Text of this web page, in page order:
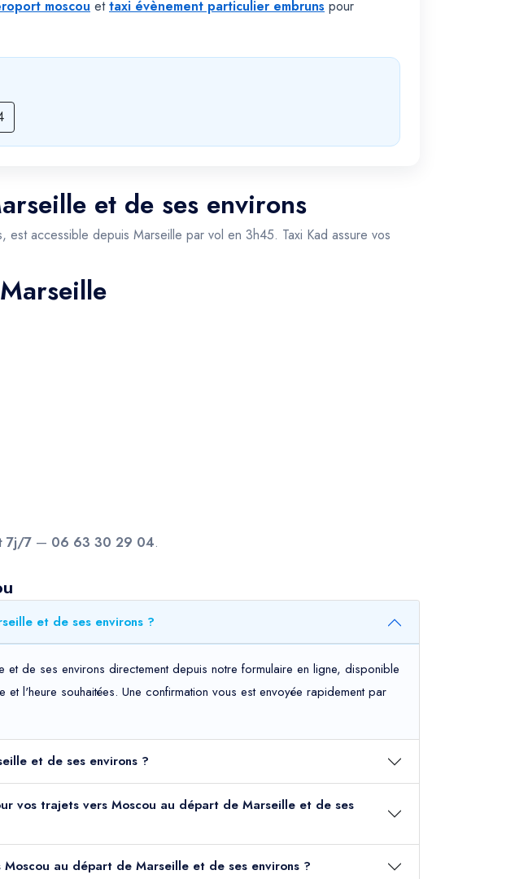
moscou ettaxi évènement particulier embruns pour
et de ses environs
accessible depuis Marseille par vol en 3h45. Taxi Kad assure vos
7j/7 — 06 63 30 29 04.
et de ses environs ?
de ses environs directement depuis notre formulaire en ligne, disponible
l'heure souhaitées. Une confirmation vous est envoyée rapidement par
et de ses environs ?
vos trajets vers Moscou au départ de Marseille et de ses
au départ de Marseille et de ses environs ?